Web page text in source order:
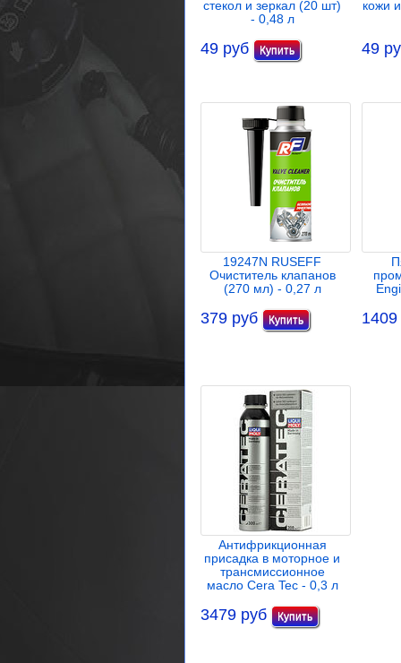
стекол и зеркал (20 шт)
- 0,48 л
49 руб
кожи
49
19247N RUSEFF
Очиститель клапанов
(270 мл) - 0,27 л
379 руб 1409
Антифрикционная
присадка в моторное и
трансмиссионное
масло Cera Tec - 0,3 л
3479 руб